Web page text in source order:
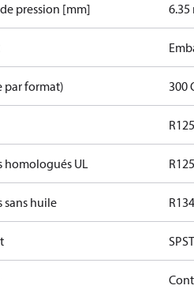
pression [mm] 6.35
par format) 300
R125
homologués UL R125
sans huile